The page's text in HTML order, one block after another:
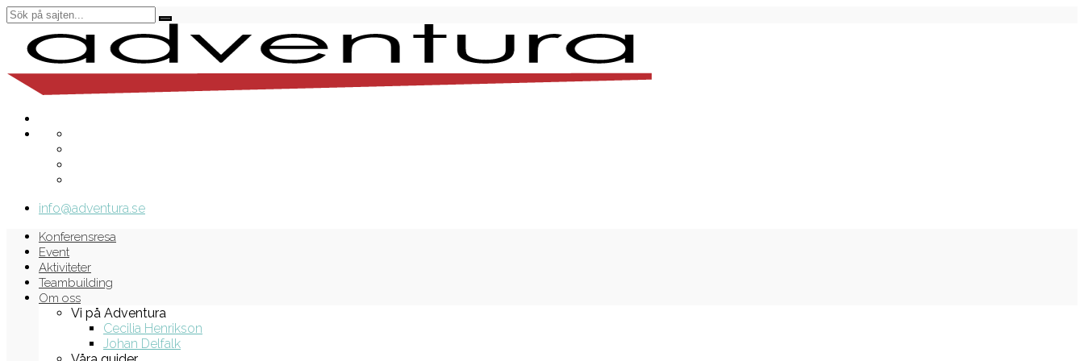
info@adventura.se
Konferensresa
Event
Aktiviteter
Teambuilding
Om oss
Vi på Adventura
Cecilia Henrikson
Johan Delfalk